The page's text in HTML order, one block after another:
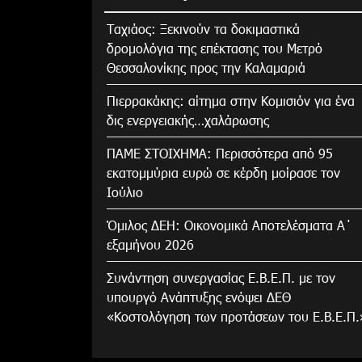
Tαχιάος: Ξεκινούν τα δοκιμαστικά
δρομολόγια της επέκτασης του Μετρό
Θεσσαλονίκης προς την Καλαμαριά
Πιερρακάκης: αίτημα στην Κομισιόν για ένα
δις ενεργειακής…χαλάρωσης
ΠΑΜΕ ΣΤΟΙΧΗΜΑ: Περισσότερα από 95
εκατομμύρια ευρώ σε κέρδη μοίρασε τον
Ιούλιο
Όμιλος ΔΕΗ: Οικονομικά Αποτελέσματα Α΄
εξαμήνου 2026
Συνάντηση συνεργασίας Ε.Β.Ε.Π. με τον
υπουργό Ανάπτυξης ενόψει ΔΕΘ
«Κοστολόγηση των προτάσεων του